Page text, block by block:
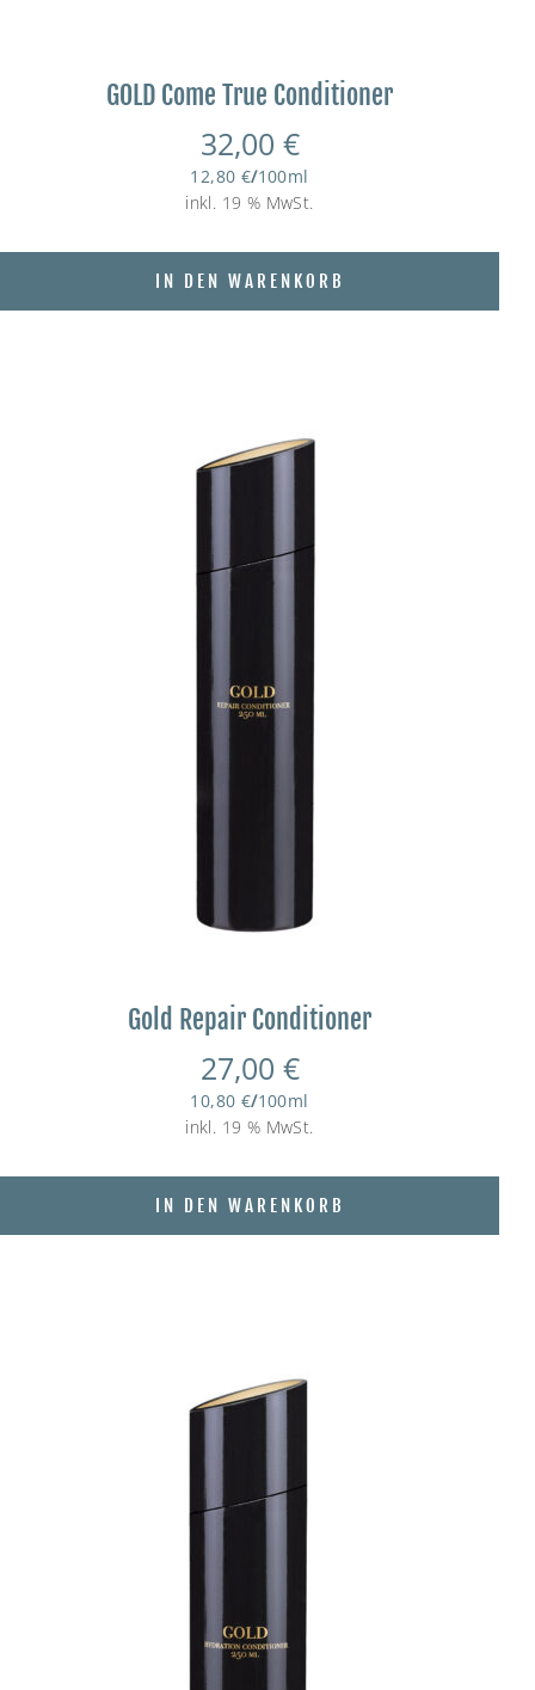
GOLD Come True Conditioner
32,00 €
12,80 €/100ml
inkl. 19 % MwSt.
IN DEN WARENKORB
Gold Repair Conditioner
27,00 €
10,80 €/100ml
inkl. 19 % MwSt.
IN DEN WARENKORB